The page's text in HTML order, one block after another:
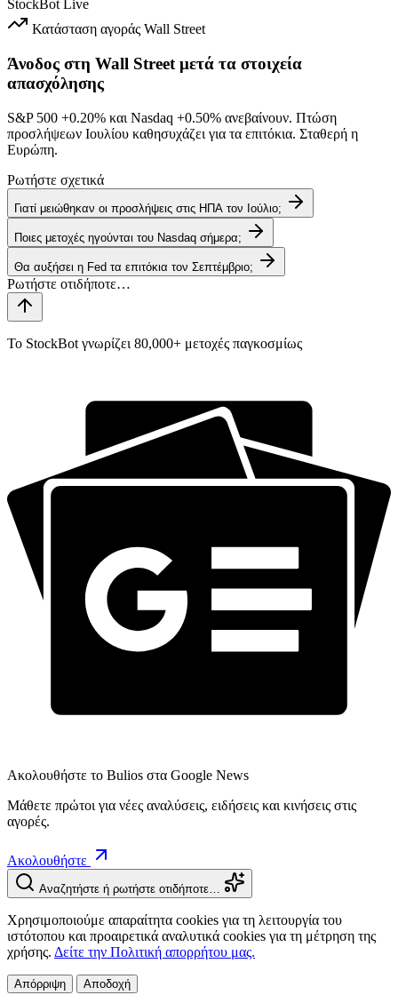
StockBot
Live
Κατάσταση αγοράς Wall Street
Άνοδος στη Wall Street μετά τα στοιχεία
απασχόλησης
S&P 500 +0.20% και Nasdaq +0.50% ανεβαίνουν. Πτώση
προσλήψεων Ιουλίου καθησυχάζει για τα επιτόκια. Σταθερή η
Ευρώπη.
Ρωτήστε σχετικά
Γιατί μειώθηκαν οι προσλήψεις στις ΗΠΑ τον Ιούλιο;
Ποιες μετοχές ηγούνται του Nasdaq σήμερα;
Θα αυξήσει η Fed τα επιτόκια τον Σεπτέμβριο;
Το StockBot γνωρίζει 80,000+ μετοχές παγκοσμίως
Ακολουθήστε το Bulios στα Google News
Μάθετε πρώτοι για νέες αναλύσεις, ειδήσεις και κινήσεις στις
αγορές.
Ακολουθήστε
Αναζητήστε ή ρωτήστε οτιδήποτε…
Χρησιμοποιούμε απαραίτητα cookies για τη λειτουργία του
ιστότοπου και προαιρετικά αναλυτικά cookies για τη μέτρηση της
χρήσης. Δείτε την Πολιτική απορρήτου μας.
Απόρριψη Αποδοχή